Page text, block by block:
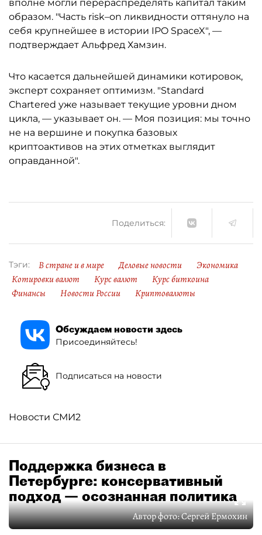
вполне могли перераспределять капитал таким
образом. "Часть risk–on ликвидности оттянуло на
себя крупнейшее в истории IPO SpaceX", —
подтверждает Альфред Хамзин.
Что касается дальнейшей динамики котировок,
эксперт сохраняет оптимизм. "Standard
Chartered уже называет текущие уровни дном
цикла, — указывает он. — Моя позиция: мы точно
не на вершине и покупка базовых
криптоактивов на этих отметках выглядит
оправданной".
Поделиться:
Тэги: В стране и в мире Деловые новости
Экономика
Котировки валют
Курс валют
Курс биткоина
Финансы
Новости России Криптовалюты
Обсуждаем новости здесь
Присоединяйтесь!
Подписаться на новости
Новости СМИ2
Поддержка бизнеса в
Петербурге: консервативный
подход — осознанная политика
Автор фото:Сергей Ермохин